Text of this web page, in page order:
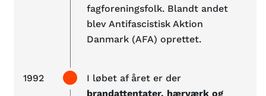
fagforeningsfolk. Blandt andet
blev Antifascistisk Aktion
Danmark (AFA) oprettet.
1992
I løbet af året er der
brandattentater, hærværk og